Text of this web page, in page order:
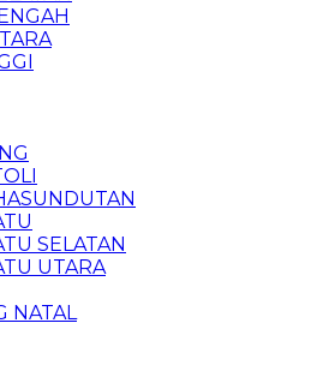
SELATAN
UTARA
NATAL